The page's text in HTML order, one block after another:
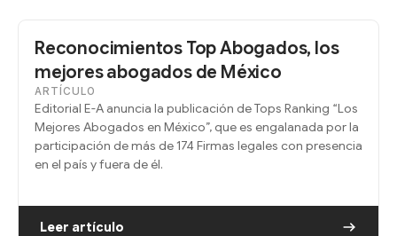
Reconocimientos Top Abogados, los
mejores abogados de México
ARTÍCULO
Editorial E-A anuncia la publicación de Tops Ranking “Los
Mejores Abogados en México”, que es engalanada por la
participación de más de 174 Firmas legales con presencia
en el país y fuera de él.
Leer artículo